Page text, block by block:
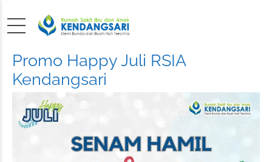
Promo Happy Juli RSIA
Kendangsari